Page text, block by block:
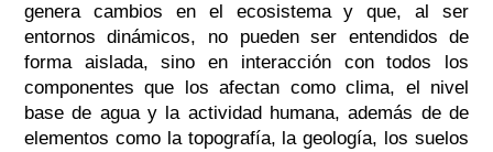
genera cambios en el ecosistema y que, al ser
entornos dinámicos, no pueden ser entendidos de
forma aislada, sino en interacción con todos los
componentes que los afectan como clima, el nivel
base de agua y la actividad humana, además de de
elementos como la topografía, la geología, los suelos